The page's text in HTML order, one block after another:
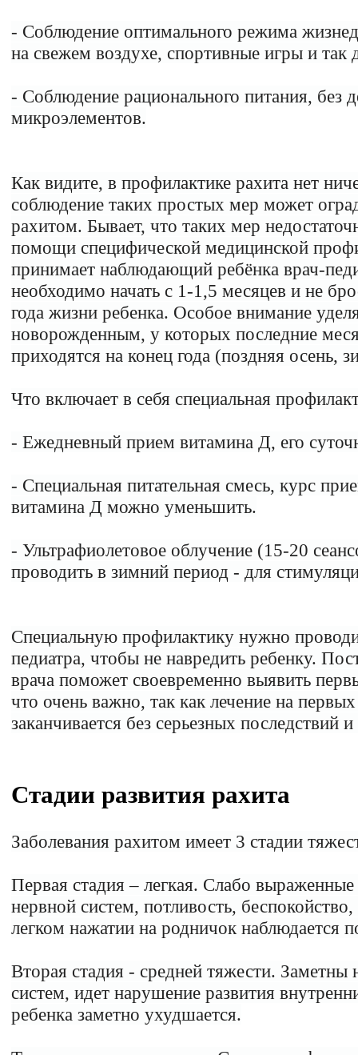
- Соблюдение оптимального режима
на свежем воздухе, спортивные игры и так
- Соблюдение рационального питания, без
микроэлементов.
Как видите, в профилактике рахита нет
соблюдение таких простых мер может
рахитом. Бывает, что таких мер
помощи специфической медицинской
принимает наблюдающий ребёнка врач-
необходимо начать с 1-1,5 месяцев и не
года жизни ребенка. Особое внимание
новорожденным, у которых последние
приходятся на конец года (поздняя осень,
Что включает в себя специальная
- Ежедневный прием витамина Д, его
- Специальная питательная смесь, курс
витамина Д можно уменьшить.
- Ультрафиолетовое облучение (15-20
проводить в зимний период - для
Специальную профилактику нужно
педиатра, чтобы не навредить ребенку.
врача поможет своевременно выявить
что очень важно, так как лечение на
заканчивается без серьезных последствий
Стадии развития рахита
Заболевания рахитом имеет 3 стадии
Первая стадия – легкая. Слабо
нервной систем, потливость,
легком нажатии на родничок наблюдается
Вторая стадия - средней тяжести.
систем, идет нарушение развития
ребенка заметно ухудшается.